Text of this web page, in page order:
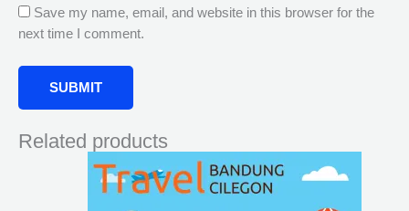
Save my name, email, and website in this browser for the
next time I comment.
Related products